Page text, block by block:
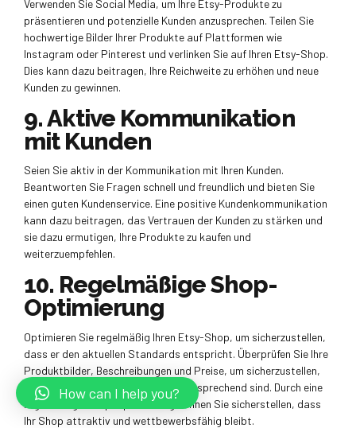
Verwenden Sie Social Media, um Ihre Etsy-Produkte zu
präsentieren und potenzielle Kunden anzusprechen. Teilen Sie
hochwertige Bilder Ihrer Produkte auf Plattformen wie
Instagram oder Pinterest und verlinken Sie auf Ihren Etsy-Shop.
Dies kann dazu beitragen, Ihre Reichweite zu erhöhen und neue
Kunden zu gewinnen.
9. Aktive Kommunikation
mit Kunden
Seien Sie aktiv in der Kommunikation mit Ihren Kunden.
Beantworten Sie Fragen schnell und freundlich und bieten Sie
einen guten Kundenservice. Eine positive Kundenkommunikation
kann dazu beitragen, das Vertrauen der Kunden zu stärken und
sie dazu ermutigen, Ihre Produkte zu kaufen und
weiterzuempfehlen.
10. Regelmäßige Shop-
Optimierung
Optimieren Sie regelmäßig Ihren Etsy-Shop, um sicherzustellen,
dass er den aktuellen Standards entspricht. Überprüfen Sie Ihre
Produktbilder, Beschreibungen und Preise, um sicherzustellen,
dass sie immer noch relevant und ansprechend sind. Durch eine
regelmäßige Shop-Optimierung können Sie sicherstellen, dass
Ihr Shop attraktiv und wettbewerbsfähig bleibt.
How can I help you?